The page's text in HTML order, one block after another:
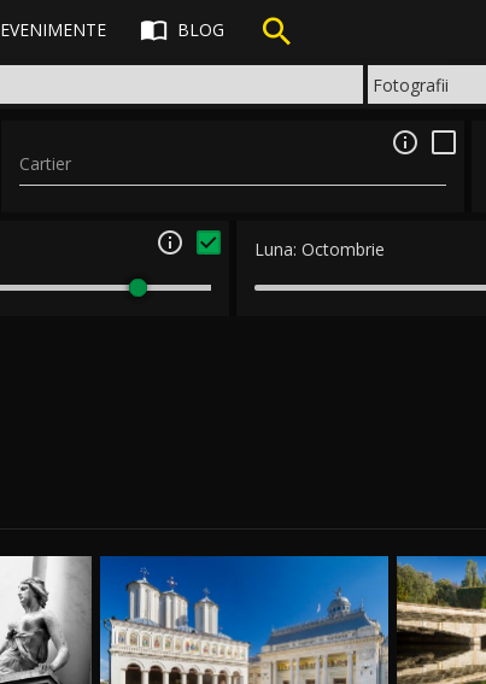
EVENIMENTE  BLOG 
Cartier

 Luna: Octombrie